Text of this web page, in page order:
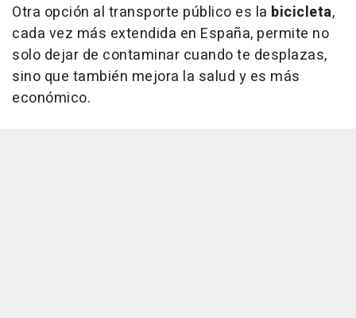
Otra opción al transporte público es la bicicleta,
cada vez más extendida en España, permite no
solo dejar de contaminar cuando te desplazas,
sino que también mejora la salud y es más
económico.